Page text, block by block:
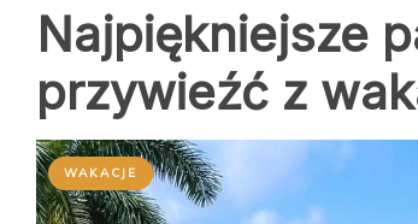
Najpiękniejsze
przywieźć z
WAKACJE